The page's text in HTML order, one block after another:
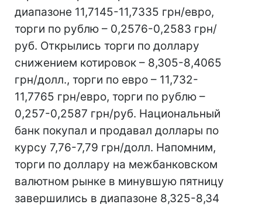
диапазоне 11,7145-11,7335 грн/евро,
торги по рублю – 0,2576-0,2583 грн/
руб. Открылись торги по доллару
снижением котировок – 8,305-8,4065
грн/долл., торги по евро – 11,732-
11,7765 грн/евро, торги по рублю –
0,257-0,2587 грн/руб. Национальный
банк покупал и продавал доллары по
курсу 7,76-7,79 грн/долл. Напомним,
торги по доллару на межбанковском
валютном рынке в минувшую пятницу
завершились в диапазоне 8,325-8,34